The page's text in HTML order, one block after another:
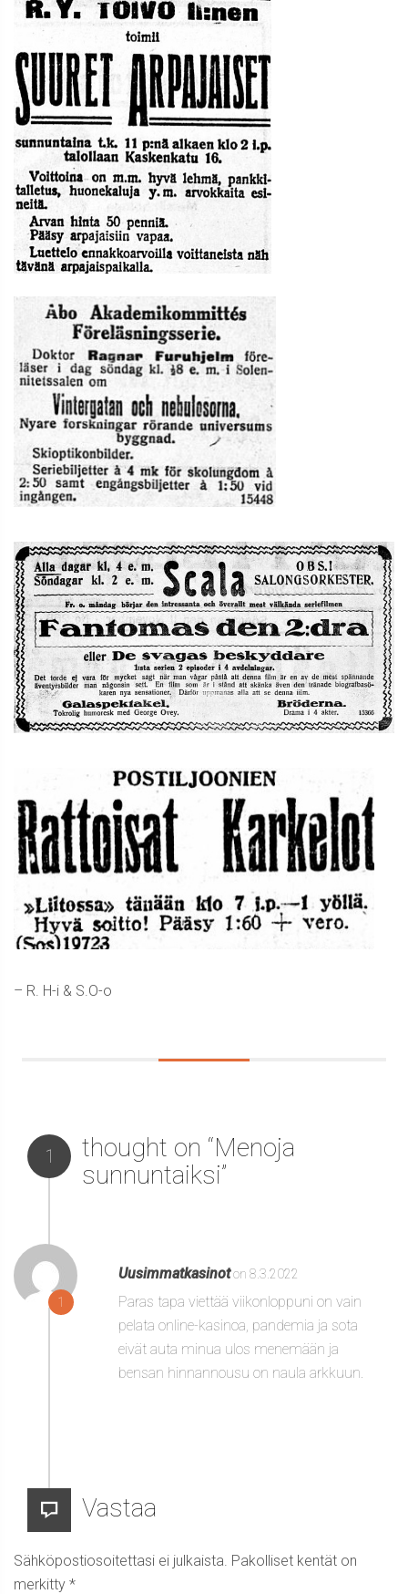
– R. H-i & S.O-o
1
thought on “Menoja
sunnuntaiksi”
1
Uusimmatkasinoton 8.3.2022
Paras tapa viettää viikonloppuni on vain
pelata online-kasinoa, pandemia ja sota
eivät auta minua ulos menemään ja
bensan hinnannousu on naula arkkuun.
Vastaa
Sähköpostiosoitettasi ei julkaista. Pakolliset kentät on
merkitty *